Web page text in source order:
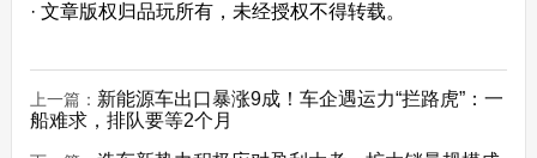
· 文章版权归品玩所有，未经授权不得转载。
上一篇： 新能源车出口暴涨9成！车企遇运力“拦路虎”：一
船难求，排队要等2个月